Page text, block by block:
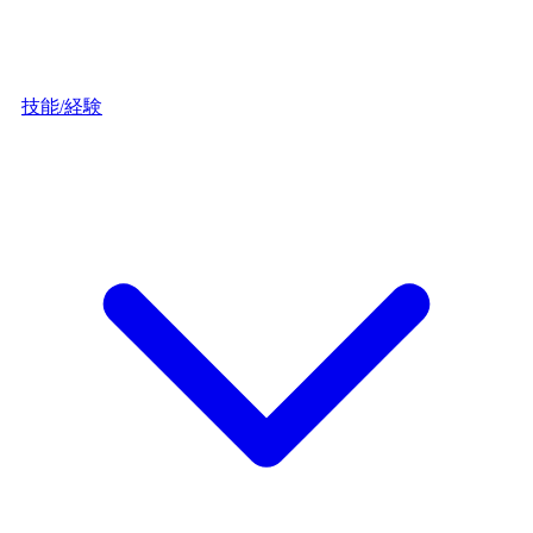
技能/経験